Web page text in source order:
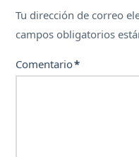
Tu dirección de correo
campos obligatorios
Comentario*